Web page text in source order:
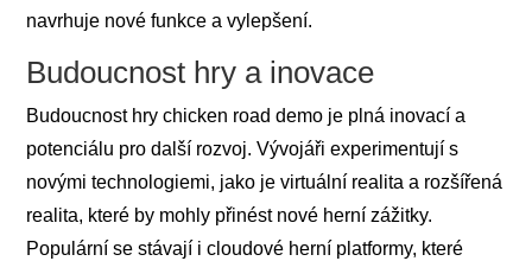
navrhuje nové funkce a vylepšení.
Budoucnost hry a inovace
Budoucnost hry chicken road demo je plná inovací a
potenciálu pro další rozvoj. Vývojáři experimentují s
novými technologiemi, jako je virtuální realita a rozšířená
realita, které by mohly přinést nové herní zážitky.
Populární se stávají i cloudové herní platformy, které